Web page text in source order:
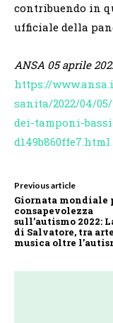
contribuendo in
ufficiale della
ANSA 05 aprile
https://
sanita/2022/04/
dei-tamponi-
d149b860ffe7.html
Previous article
Giornata mondiale
consapevolezza
sull’autismo 2022:
di Salvatore, tra
musica oltre